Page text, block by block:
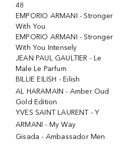
48
EMPORIO ARMANI - Stronger
With You
EMPORIO ARMANI - Stronger
With You Intensely
JEAN PAUL GAULTIER - Le
Male Le Parfum
BILLIE EILISH - Eilish
AL HARAMAIN - Amber Oud
Gold Edition
YVES SAINT LAURENT - Y
ARMANI - My Way
Gisada - Ambassador Men